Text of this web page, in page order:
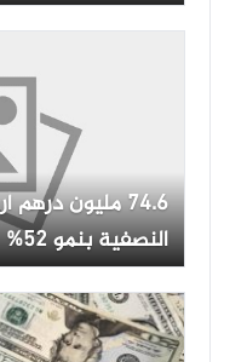
74.6 مليون درهم
النصفية بنمو 52%